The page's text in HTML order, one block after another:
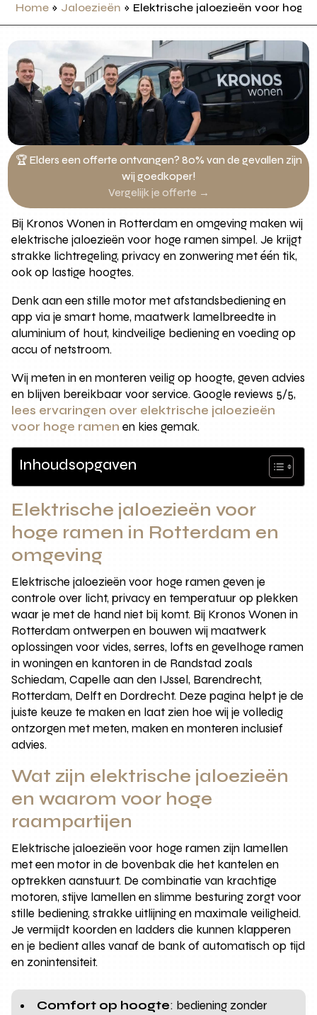
Home » Jaloezieën » Elektrische jaloezieën voor hoge
🏆 Elders een offerte ontvangen? 80% van de gevallen zijn
wij goedkoper!
Vergelijk je offerte →
Bij Kronos Wonen in Rotterdam en omgeving maken wij
elektrische jaloezieën voor hoge ramen simpel. Je krijgt
strakke lichtregeling, privacy en zonwering met één tik,
ook op lastige hoogtes.
Denk aan een stille motor met afstandsbediening en
app via je smart home, maatwerk lamelbreedte in
aluminium of hout, kindveilige bediening en voeding op
accu of netstroom.
Wij meten in en monteren veilig op hoogte, geven advies
en blijven bereikbaar voor service. Google reviews 5/5,
lees ervaringen over elektrische jaloezieën
voor hoge ramen en kies gemak.
Inhoudsopgaven
Elektrische jaloezieën voor
hoge ramen in Rotterdam en
omgeving
Elektrische jaloezieën voor hoge ramen geven je
controle over licht, privacy en temperatuur op plekken
waar je met de hand niet bij komt. Bij Kronos Wonen in
Rotterdam ontwerpen en bouwen wij maatwerk
oplossingen voor vides, serres, lofts en gevelhoge ramen
in woningen en kantoren in de Randstad zoals
Schiedam, Capelle aan den IJssel, Barendrecht,
Rotterdam, Delft en Dordrecht. Deze pagina helpt je de
juiste keuze te maken en laat zien hoe wij je volledig
ontzorgen met meten, maken en monteren inclusief
advies.
Wat zijn elektrische jaloezieën
en waarom voor hoge
raampartijen
Elektrische jaloezieën voor hoge ramen zijn lamellen
met een motor in de bovenbak die het kantelen en
optrekken aanstuurt. De combinatie van krachtige
motoren, stijve lamellen en slimme besturing zorgt voor
stille bediening, strakke uitlijning en maximale veiligheid.
Je vermijdt koorden en ladders die kunnen klapperen
en je bedient alles vanaf de bank of automatisch op tijd
en zonintensiteit.
Comfort op hoogte: bediening zonder